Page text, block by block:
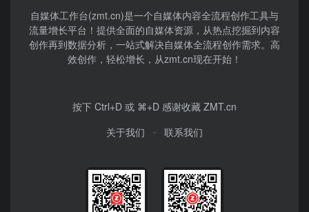
自媒体工作台(zmt.cn)是一个自媒体内容全流程创作工具与
流量增长平台！提供全面的自媒体资源，从热点挖掘到内容
创作再到数据分析，一站式解决自媒体全流程创作需求。高
效创作，轻松增长，从zmt.cn现在开始！
按下 Ctrl+D 或 ⌘+D 感谢收藏 ZMT.cn
关于我们
联系我们